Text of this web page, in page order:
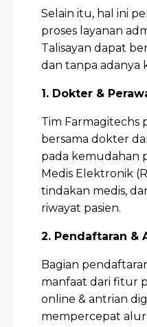
Selain itu, hal ini
proses layanan
Talisayan dapat
dan tanpa adanya
1. Dokter &
Tim Farmagitechs
bersama dokter
pada kemudahan
Medis Elektronik
tindakan medis,
riwayat pasien.
2. Pendaftaran &
Bagian
manfaat dari fitur
online & antrian
mempercepat alur